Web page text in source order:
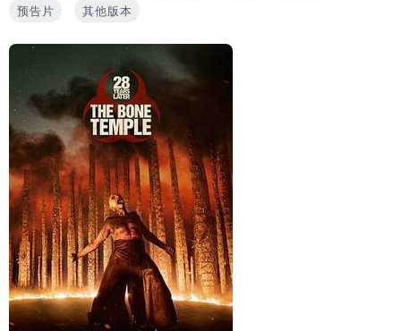
预告片
其他版本